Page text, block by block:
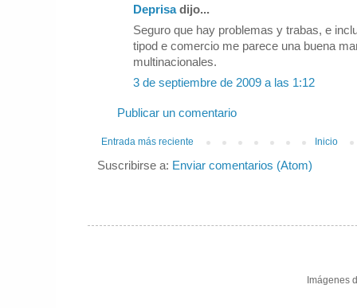
Deprisadijo...
Seguro que hay problemas y trabas, e
tipod e comercio me parece una buena
multinacionales.
3 de septiembre de 2009 a las 1:12
Publicar un comentario
Entrada más reciente Inicio
Suscribirse a: Enviar comentarios (Atom)
Imágenes